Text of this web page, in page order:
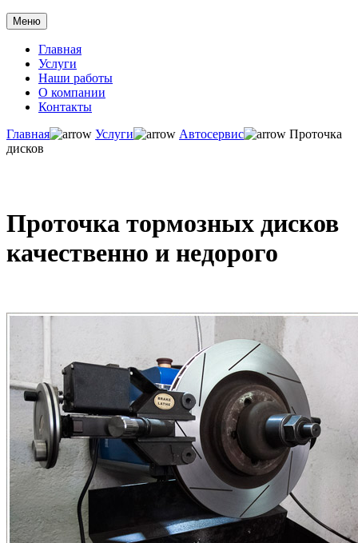
Меню
Главная
Услуги
Наши работы
О компании
Контакты
Главная
Услуги Автосервис
Проточка
дисков
Проточка тормозных дисков
качественно и недорого